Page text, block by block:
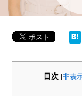
目次 [非表